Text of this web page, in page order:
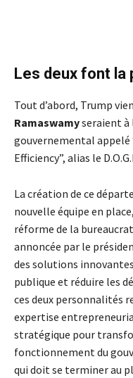
Les deux font la
Tout d’abord, Trump
Ramaswamyseraient à
gouvernemental
Efficiency”, alias le
La création de ce
nouvelle équipe en
réforme de la
annoncée par le
des solutions
publique et réduire les
ces deux personnalités
expertise
stratégique pour
fonctionnement du
qui doit se terminer au